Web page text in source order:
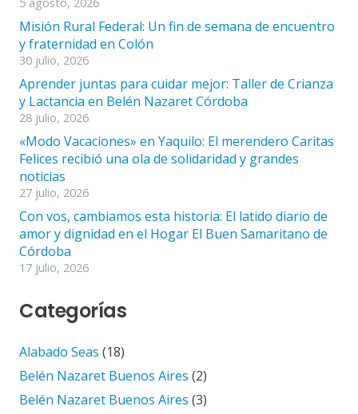
Misión Rural Federal: Un fin de semana de encuentro
y fraternidad en Colón
30 julio, 2026
Aprender juntas para cuidar mejor: Taller de Crianza
y Lactancia en Belén Nazaret Córdoba
28 julio, 2026
«Modo Vacaciones» en Yaquilo: El merendero Caritas
Felices recibió una ola de solidaridad y grandes
noticias
27 julio, 2026
Con vos, cambiamos esta historia: El latido diario de
amor y dignidad en el Hogar El Buen Samaritano de
Córdoba
17 julio, 2026
Categorías
Alabado Seas (18)
Belén Nazaret Buenos Aires (2)
Belén Nazaret Buenos Aires (3)